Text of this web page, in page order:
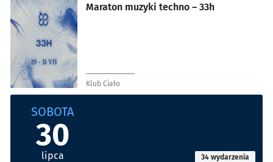
Maraton muzyki techno – 33h
Klub Ciało
SOBOTA
30
lipca 34 wydarzenia